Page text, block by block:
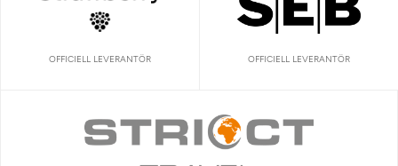
OFFICIELL LEVERANTÖR OFFICIELL LEVERANTÖR